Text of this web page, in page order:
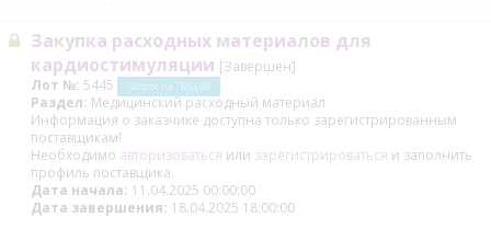
Закупка расходных материалов для
кардиостимуляции [Завершен]
Лот №: 5445 Запрос на ТМЦ (В)
Раздел: Медицинский расходный материал
Информация о заказчике доступна только зарегистрированным
поставщикам!
Необходимо авторизоваться или зарегистрироваться и заполнить
профиль поставщика.
Дата начала: 11.04.2025 00:00:00
Дата завершения: 18.04.2025 18:00:00